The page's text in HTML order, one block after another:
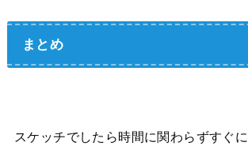
まとめ
スケッチでしたら時間に関わらずすぐ